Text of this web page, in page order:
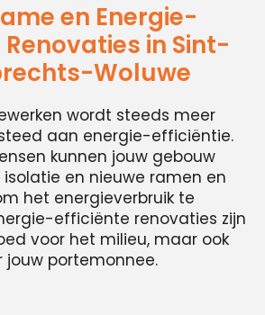
en Energie-
in Sint-
Woluwe
wordt steeds meer
aan energie-efficiëntie.
kunnen jouw gebouw
en nieuwe ramen en
het energieverbruik te
efficiënte renovaties zijn
voor het milieu, maar ook
jouw portemonnee.